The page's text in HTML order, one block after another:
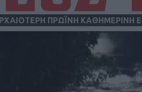
ΠΡΩΪΝΗ ΚΑΘΗΜΕΡΙΝΗ